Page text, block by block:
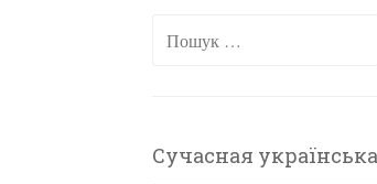
Пошук:
Сучасная